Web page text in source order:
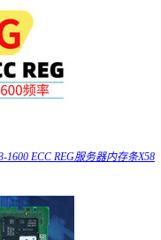
1600 ECC REG服务器内存条X58